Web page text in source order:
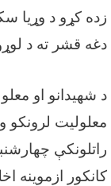
زده کړو د وړیا
دغه قشر ته د
د شهیدانو او
معلولیت
راتلونکې
کانکور ازموینه